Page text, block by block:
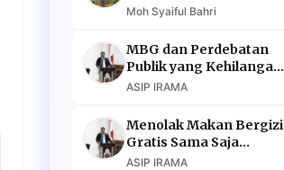
Moh Syaiful Bahri
MBG dan Perdebatan
Publik yang Kehilangan
Argumen
ASIP IRAMA
Menolak Makan Bergizi
Gratis Sama Saja
Menolak Masa Depan
ASIP IRAMA